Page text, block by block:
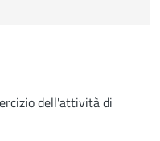
dell'attività di